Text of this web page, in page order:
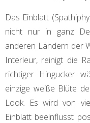
Das Einblatt
nicht nur in ganz
anderen Ländern der
Interieur, reinigt die
richtiger Hingucker
einzige weiße Blüte
Look. Es wird von
Einblatt beeinflusst